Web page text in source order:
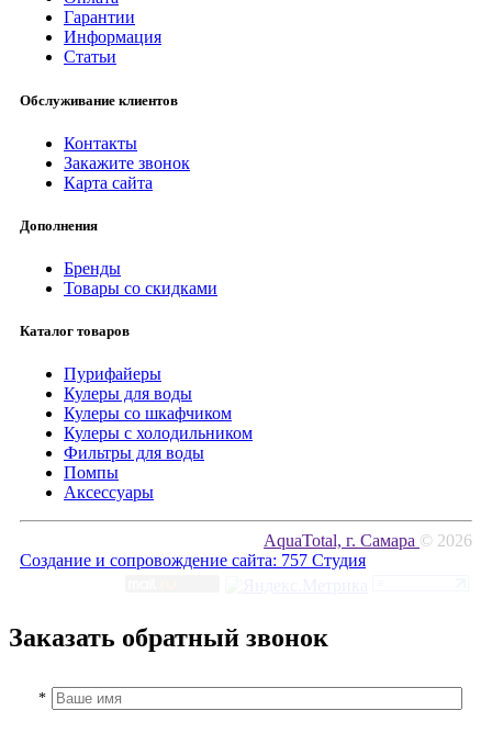
Гарантии
Информация
Статьи
Обслуживание клиентов
Контакты
Закажите звонок
Карта сайта
Дополнения
Бренды
Товары со скидками
Каталог товаров
Пурифайеры
Кулеры для воды
Кулеры со шкафчиком
Кулеры с холодильником
Фильтры для воды
Помпы
Аксессуары
AquaTotal, г. Самара © 2026
Создание и сопровождение сайта: 757 Студия
Заказать обратный звонок
*